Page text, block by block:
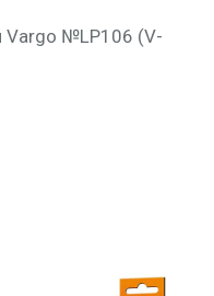
Vargo №LP106 (V-